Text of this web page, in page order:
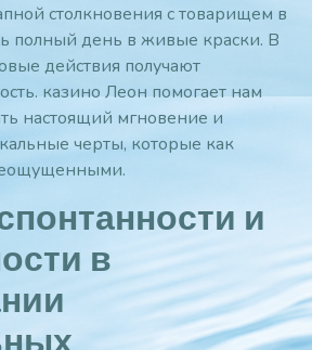
столкновения с товарищем в
полный день в живые краски. В
действия получают
казино Леон помогает нам
настоящий мгновение и
черты, которые как
и
в